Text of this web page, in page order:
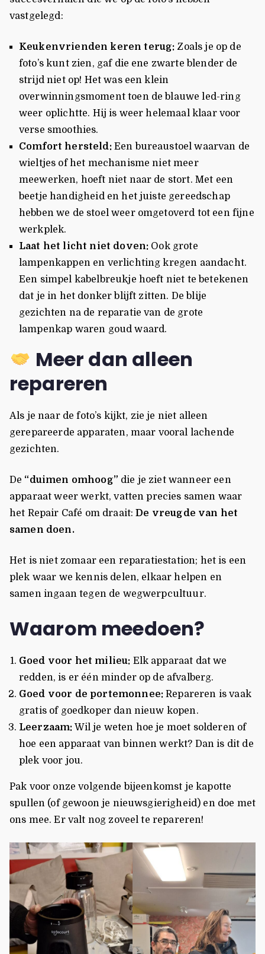
vastgelegd:
Keukenvrienden keren terug: Zoals je op de
foto’s kunt zien, gaf die ene zwarte blender de
strijd niet op! Het was een klein
overwinningsmoment toen de blauwe led-ring
weer oplichtte. Hij is weer helemaal klaar voor
verse smoothies.
Comfort hersteld:Een bureaustoel waarvan de
wieltjes of het mechanisme niet meer
meewerken, hoeft niet naar de stort. Met een
beetje handigheid en het juiste gereedschap
hebben we de stoel weer omgetoverd tot een fijne
werkplek.
Laat het licht niet doven: Ook grote
lampenkappen en verlichting kregen aandacht.
Een simpel kabelbreukje hoeft niet te betekenen
dat je in het donker blijft zitten. De blije
gezichten na de reparatie van de grote
lampenkap waren goud waard.
Meer dan alleen
repareren
Als je naar de foto’s kijkt, zie je niet alleen
gerepareerde apparaten, maar vooral lachende
gezichten.
De “duimen omhoog” die je ziet wanneer een
apparaat weer werkt, vatten precies samen waar
het Repair Café om draait:De vreugde van het
samen doen.
Het is niet zomaar een reparatiestation; het is een
plek waar we kennis delen, elkaar helpen en
samen ingaan tegen de wegwerpcultuur.
Waarom meedoen?
Goed voor het milieu: Elk apparaat dat we
redden, is er één minder op de afvalberg.
Goed voor de portemonnee: Repareren is vaak
gratis of goedkoper dan nieuw kopen.
Leerzaam: Wil je weten hoe je moet solderen of
hoe een apparaat van binnen werkt? Dan is dit de
plek voor jou.
Pak voor onze volgende bijeenkomst je kapotte
spullen (of gewoon je nieuwsgierigheid) en doe met
ons mee. Er valt nog zoveel te repareren!